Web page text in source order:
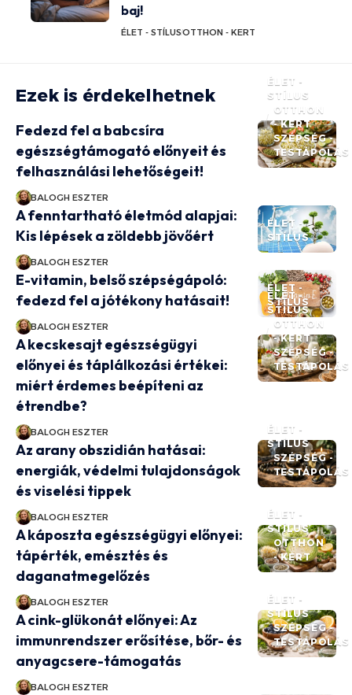
baj!
ÉLET - STÍLUSOTTHON - KERT
Ezek is érdekelhetnek
ÉLET -
STÍLUS
OTTHON
- KERT
SZÉPSÉG -
TESTÁPOLÁS
Fedezd fel a babcsíra
egészségtámogató előnyeit és
felhasználási lehetőségeit!
BALOGH ESZTER
ÉLET -
STÍLUS
A fenntartható életmód alapjai:
Kis lépések a zöldebb jövőért
BALOGH ESZTER
ÉLET -
STÍLUS
E-vitamin, belső szépségápoló:
fedezd fel a jótékony hatásait!
BALOGH ESZTER
ÉLET -
STÍLUS
OTTHON
- KERT
SZÉPSÉG -
TESTÁPOLÁS
A kecskesajt egészségügyi
előnyei és táplálkozási értékei:
miért érdemes beépíteni az
étrendbe?
BALOGH ESZTER
ÉLET -
STÍLUS
SZÉPSÉG -
TESTÁPOLÁS
Az arany obszidián hatásai:
energiák, védelmi tulajdonságok
és viselési tippek
BALOGH ESZTER
ÉLET -
STÍLUS
OTTHON
- KERT
A káposzta egészségügyi előnyei:
tápérték, emésztés és
daganatmegelőzés
BALOGH ESZTER
ÉLET -
STÍLUS
SZÉPSÉG -
TESTÁPOLÁS
A cink-glükonát előnyei: Az
immunrendszer erősítése, bőr- és
anyagcsere-támogatás
BALOGH ESZTER